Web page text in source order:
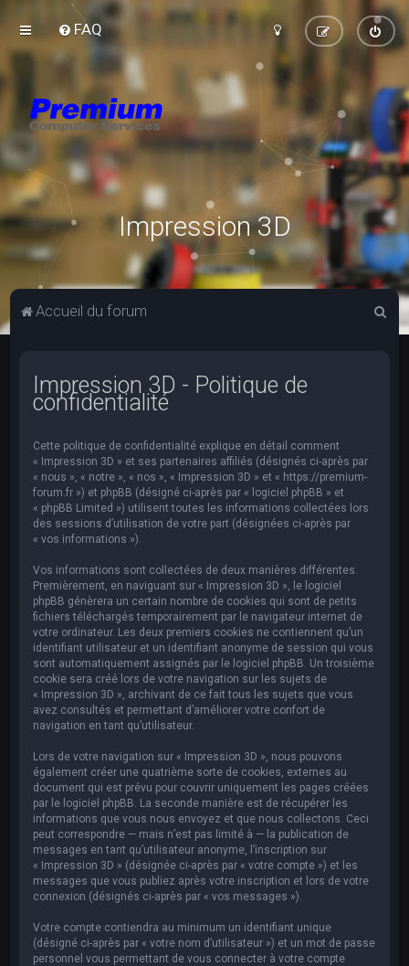
FAQ
Impression 3D
Accueil du forum
Impression 3D - Politique de
confidentialité
Cette politique de confidentialité explique en détail comment
« Impression 3D » et ses partenaires affiliés (désignés ci-après par
« nous », « notre », « nos », « Impression 3D » et « https://premium-
forum.fr ») et phpBB (désigné ci-après par « logiciel phpBB » et
« phpBB Limited ») utilisent toutes les informations collectées lors
des sessions d’utilisation de votre part (désignées ci-après par
« vos informations »).
Vos informations sont collectées de deux manières différentes.
Premièrement, en naviguant sur « Impression 3D », le logiciel
phpBB génèrera un certain nombre de cookies qui sont de petits
fichiers téléchargés temporairement par le navigateur internet de
votre ordinateur. Les deux premiers cookies ne contiennent qu’un
identifiant utilisateur et un identifiant anonyme de session qui vous
sont automatiquement assignés par le logiciel phpBB. Un troisième
cookie sera créé lors de votre navigation sur les sujets de
« Impression 3D », archivant de ce fait tous les sujets que vous
avez consultés et permettant d’améliorer votre confort de
navigation en tant qu’utilisateur.
Lors de votre navigation sur « Impression 3D », nous pouvons
également créer une quatrième sorte de cookies, externes au
document qui est prévu pour couvrir uniquement les pages créées
par le logiciel phpBB. La seconde manière est de récupérer les
informations que vous nous envoyez et que nous collectons. Ceci
peut correspondre — mais n’est pas limité à — la publication de
messages en tant qu’utilisateur anonyme, l’inscription sur
« Impression 3D » (désignée ci-après par « votre compte ») et les
messages que vous publiez après votre inscription et lors de votre
connexion (désignés ci-après par « vos messages »).
Votre compte contiendra au minimum un identifiant unique
(désigné ci-après par « votre nom d’utilisateur ») et un mot de passe
personnel vous permettant de vous connecter à votre compte